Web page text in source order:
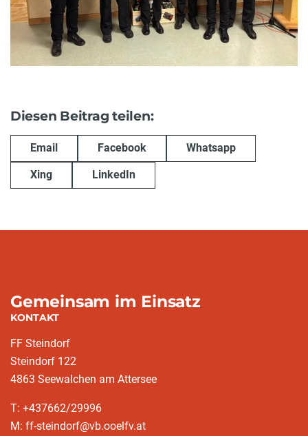
Diesen Beitrag teilen:
Email Facebook Whatsapp
Xing LinkedIn
Gemeinsam im Einsatz
KONTAKT
FF Steindorf
Steindorf 122
4863 Seewalchen am Attersee
T: +437662/29996
M: ff-steindorf@vb.ooelfv.at